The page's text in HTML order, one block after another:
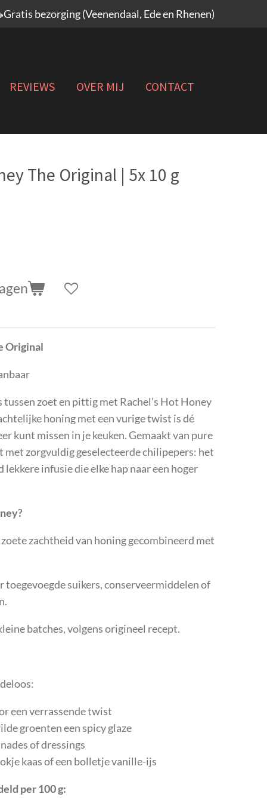
bezorging (Veenendaal, Ede en Rhenen)
REVIEWS OVER MIJ CONTACT
The Original | 5x 10 g
Original
zoet en pittig met Rachel’s Hot Honey
honing met een vurige twist is dé
kunt missen in je keuken. Gemaakt van pure
zorgvuldig geselecteerde chilipepers: het
infusie die elke hap naar een hoger
zachtheid van honing gecombineerd met
suikers, conserveermiddelen of
batches, volgens origineel recept.
een verrassende twist
groenten een spicy glaze
of dressings
kaas of een bolletje vanille-ijs
per 100 g: